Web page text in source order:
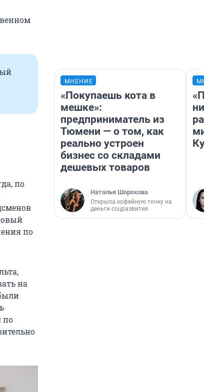
по
по
на
по
МНЕНИЕ
«Покупаешь кота в
мешке»:
предприниматель из
Тюмени — о том, как
реально устроен
бизнес со складами
дешевых товаров
Наталья Шорохова
Открыла кофейную точку на
деньги соцразвития
Кузи